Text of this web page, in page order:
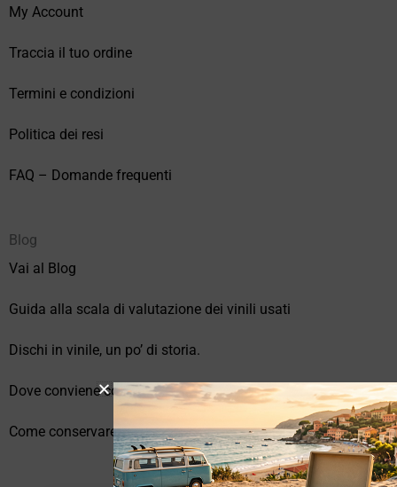
My Account
Traccia il tuo ordine
Termini e condizioni
Politica dei resi
FAQ – Domande frequenti
Blog
Vai al Blog
Guida alla scala di valutazione dei vinili usati
Dischi in vinile, un po’ di storia.
Dove conviene comprare vinili online?
Come conservare correttamente i vinili usati